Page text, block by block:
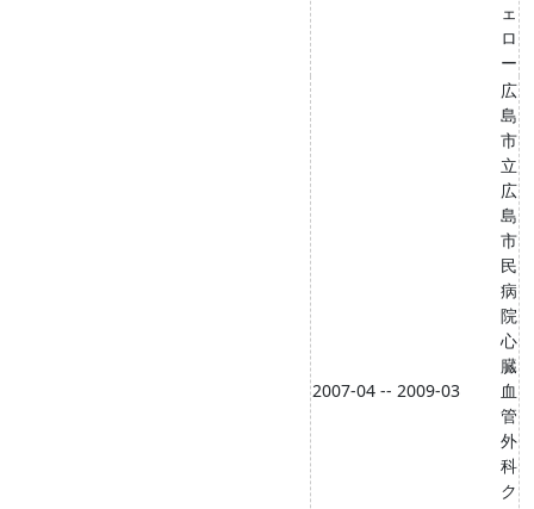
ェ
ロ
ー
2007-04 -- 2009-03
広
島
市
立
広
島
市
民
病
院
心
臓
血
管
外
科
ク